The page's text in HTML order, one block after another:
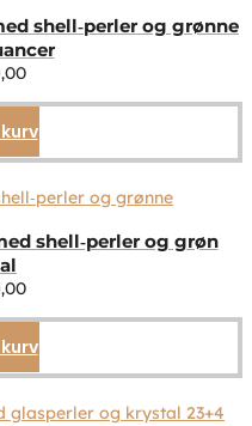
shell‑perler og grønne
shell‑perler og grøn